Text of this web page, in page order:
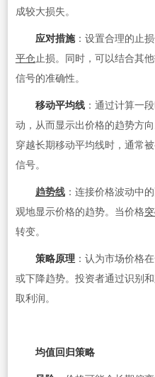
成较大损失。
应对措施：设置合理的止
平仓 止损。同时，可以结合其
信号的准确性。
移动平均线：通过计算一
动，从而显示出价格的趋势方
穿越长期移动平均线时，通常
信号。
趋势线：连接价格波动中
观地显示价格的趋势。当价格
转变。
策略原理：认为市场价格
或下降趋势。投资者通过识别
取利润。
均值回归策略